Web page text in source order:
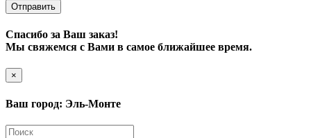
Отправить
Спасибо за Ваш заказ!
Мы свяжемся с Вами в самое ближайшее время.
×
Ваш город: Эль-Монте